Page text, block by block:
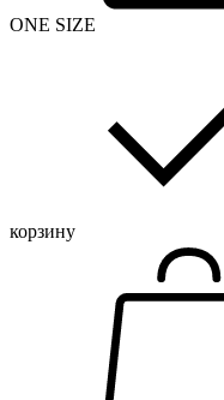
ONE SIZE
корзину